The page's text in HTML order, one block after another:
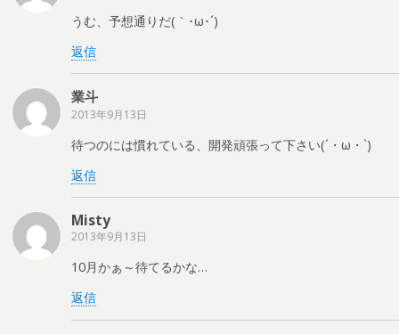
うむ、予想通りだ(｀･ω･´)
返信
業斗
2013年9月13日
待つのには慣れている、開発頑張って下さい(´・ω・`)
返信
Misty
2013年9月13日
10月かぁ～待てるかな…
返信